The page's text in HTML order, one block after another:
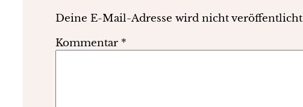
Deine E-Mail-Adresse wird nicht
Kommentar *